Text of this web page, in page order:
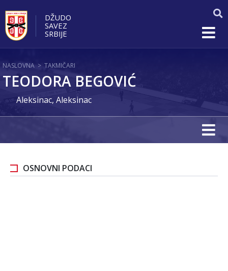
DŽUDO
SAVEZ
SRBIJE
NASLOVNA > TAKMIČARI
TEODORA BEGOVIĆ
Aleksinac, Aleksinac
OSNOVNI PODACI